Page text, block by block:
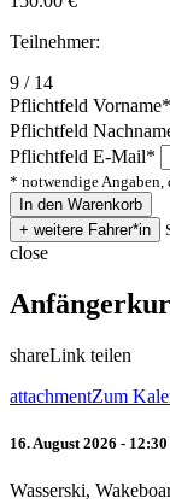
Teilnehmer:
9 / 14
Pflichtfeld Vorname*
Pflichtfeld
Pflichtfeld E-Mail*
* notwendige
close
shareLink teilen
attachmentZum
16. August 2026 -
Wasserski,